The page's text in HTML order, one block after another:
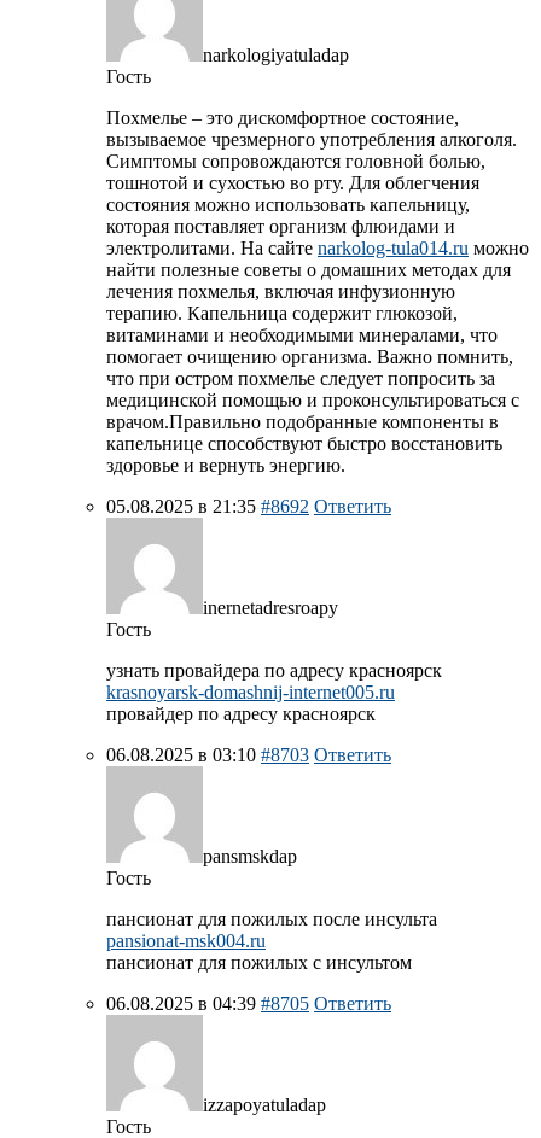
narkologiyatuladap
Гость
Похмелье – это дискомфортное состояние,
вызываемое чрезмерного употребления алкоголя.
Симптомы сопровождаются головной болью,
тошнотой и сухостью во рту. Для облегчения
состояния можно использовать капельницу,
которая поставляет организм флюидами и
электролитами. На сайте narkolog-tula014.ru можно
найти полезные советы о домашних методах для
лечения похмелья, включая инфузионную
терапию. Капельница содержит глюкозой,
витаминами и необходимыми минералами, что
помогает очищению организма. Важно помнить,
что при остром похмелье следует попросить за
медицинской помощью и проконсультироваться с
врачом.Правильно подобранные компоненты в
капельнице способствуют быстро восстановить
здоровье и вернуть энергию.
05.08.2025 в 21:35 #8692 Ответить
inernetadresroapy
Гость
узнать провайдера по адресу красноярск
krasnoyarsk-domashnij-internet005.ru
провайдер по адресу красноярск
06.08.2025 в 03:10 #8703 Ответить
pansmskdap
Гость
пансионат для пожилых после инсульта
pansionat-msk004.ru
пансионат для пожилых с инсультом
06.08.2025 в 04:39 #8705 Ответить
izzapoyatuladap
Гость